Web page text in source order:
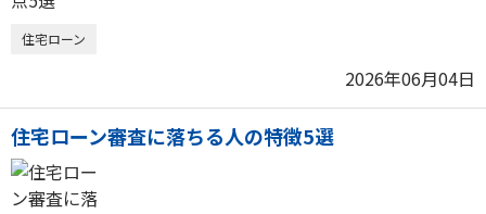
住宅ローン
2026年06月04日
住宅ローン審査に落ちる人の特徴5選